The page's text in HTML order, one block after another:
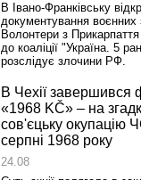
В Івано-Франківську
документування воєнних
Волонтери з
до коаліції "Україна. 5
розслідує злочини РФ.
В Чехії
«1968 KČ» – на
сов'єцьку окупацію
серпні 1968 року
24.08